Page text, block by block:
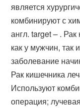
является
комбинируют с
англ. target – . Рак
как у мужчин, так
заболевание
Рак кишечника
Используют
операция;